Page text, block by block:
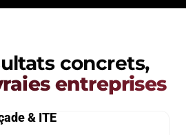
concrets,
entreprises
& ITE